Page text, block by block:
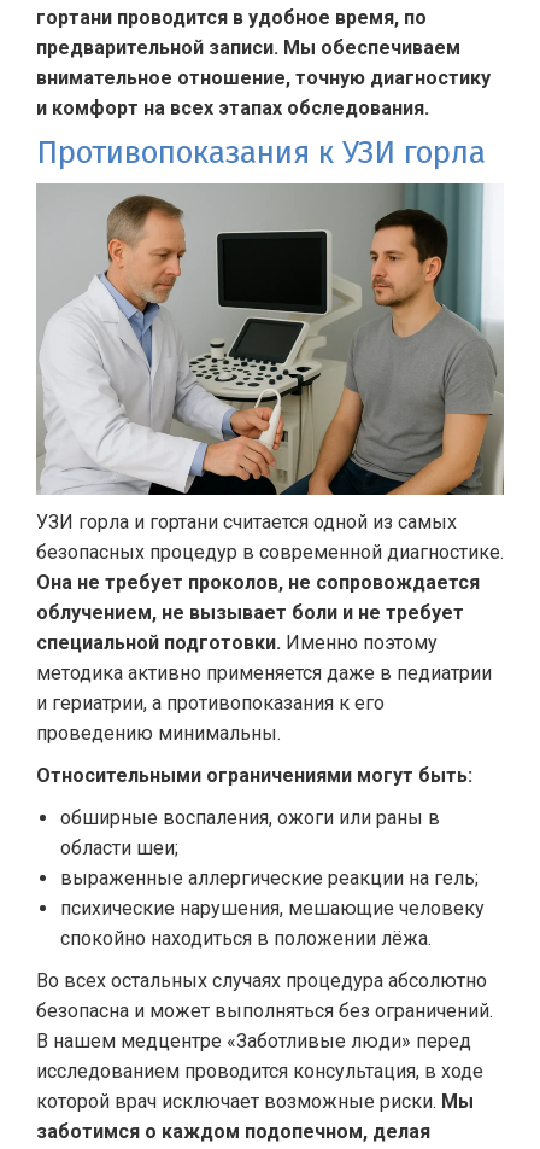
гортани проводится в удобное время, по
предварительной записи. Мы обеспечиваем
внимательное отношение, точную диагностику
и комфорт на всех этапах обследования.
Противопоказания к УЗИ горла
УЗИ горла и гортани считается одной из самых
безопасных процедур в современной диагностике.
Она не требует проколов, не сопровождается
облучением, не вызывает боли и не требует
специальной подготовки. Именно поэтому
методика активно применяется даже в педиатрии
и гериатрии, а противопоказания к его
проведению минимальны.
Относительными ограничениями могут быть:
обширные воспаления, ожоги или раны в
области шеи;
выраженные аллергические реакции на гель;
психические нарушения, мешающие человеку
спокойно находиться в положении лёжа.
Во всех остальных случаях процедура абсолютно
безопасна и может выполняться без ограничений.
В нашем медцентре «Заботливые люди» перед
исследованием проводится консультация, в ходе
которой врач исключает возможные риски. Мы
заботимся о каждом подопечном, делая